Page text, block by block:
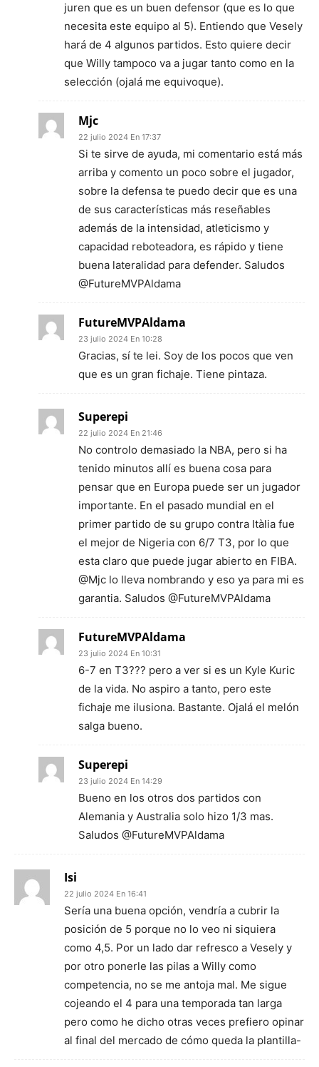
juren que es un buen defensor (que es lo que
necesita este equipo al 5). Entiendo que Vesely
hará de 4 algunos partidos. Esto quiere decir
que Willy tampoco va a jugar tanto como en la
selección (ojalá me equivoque).
Mjc
22 julio 2024 En 17:37
Si te sirve de ayuda, mi comentario está más
arriba y comento un poco sobre el jugador,
sobre la defensa te puedo decir que es una
de sus características más reseñables
además de la intensidad, atleticismo y
capacidad reboteadora, es rápido y tiene
buena lateralidad para defender. Saludos
@FutureMVPAldama
FutureMVPAldama
23 julio 2024 En 10:28
Gracias, sí te lei. Soy de los pocos que ven
que es un gran fichaje. Tiene pintaza.
Superepi
22 julio 2024 En 21:46
No controlo demasiado la NBA, pero si ha
tenido minutos allí es buena cosa para
pensar que en Europa puede ser un jugador
importante. En el pasado mundial en el
primer partido de su grupo contra Itàlia fue
el mejor de Nigeria con 6/7 T3, por lo que
esta claro que puede jugar abierto en FIBA.
@Mjc lo lleva nombrando y eso ya para mi es
garantia. Saludos @FutureMVPAldama
FutureMVPAldama
23 julio 2024 En 10:31
6-7 en T3??? pero a ver si es un Kyle Kuric
de la vida. No aspiro a tanto, pero este
fichaje me ilusiona. Bastante. Ojalá el melón
salga bueno.
Superepi
23 julio 2024 En 14:29
Bueno en los otros dos partidos con
Alemania y Australia solo hizo 1/3 mas.
Saludos @FutureMVPAldama
Isi
22 julio 2024 En 16:41
Sería una buena opción, vendría a cubrir la
posición de 5 porque no lo veo ni siquiera
como 4,5. Por un lado dar refresco a Vesely y
por otro ponerle las pilas a Willy como
competencia, no se me antoja mal. Me sigue
cojeando el 4 para una temporada tan larga
pero como he dicho otras veces prefiero opinar
al final del mercado de cómo queda la plantilla-